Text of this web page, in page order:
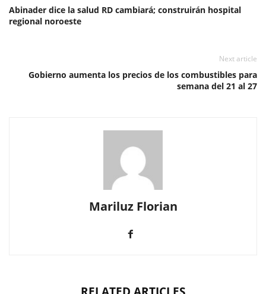
Abinader dice la salud RD cambiará; construirán hospital
regional noroeste
Next article
Gobierno aumenta los precios de los combustibles para
semana del 21 al 27
Mariluz Florian